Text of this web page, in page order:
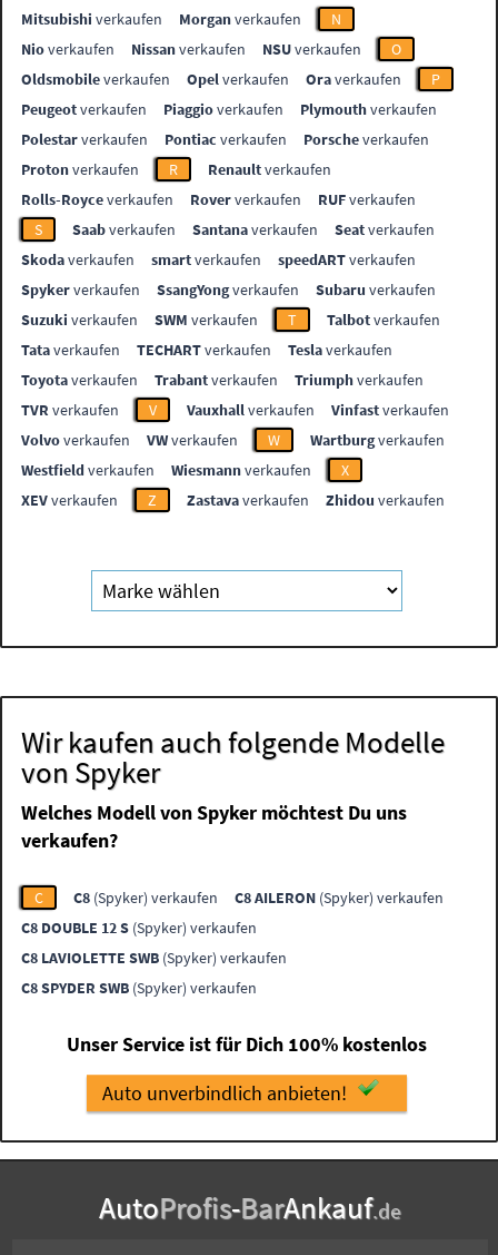
Mitsubishi verkaufen Morganverkaufen
N
Nioverkaufen Nissanverkaufen NSUverkaufen
O
Oldsmobileverkaufen Opelverkaufen Oraverkaufen
P
Peugeotverkaufen Piaggioverkaufen Plymouthverkaufen
Polestarverkaufen Pontiac verkaufen Porscheverkaufen
Protonverkaufen R Renaultverkaufen
Rolls-Royceverkaufen Roververkaufen RUFverkaufen
S
Saabverkaufen Santanaverkaufen Seatverkaufen
Skodaverkaufen smartverkaufen speedARTverkaufen
Spykerverkaufen SsangYongverkaufen Subaru verkaufen
Suzuki verkaufen SWM verkaufen T Talbotverkaufen
Tataverkaufen TECHARTverkaufen Teslaverkaufen
Toyotaverkaufen Trabantverkaufen Triumphverkaufen
TVR verkaufen V Vauxhallverkaufen Vinfastverkaufen
Volvoverkaufen VWverkaufen W Wartburgverkaufen
Westfieldverkaufen Wiesmannverkaufen
X
XEVverkaufen Z Zastavaverkaufen Zhidou verkaufen
Wir kaufen auch folgende Modelle
von Spyker
Welches Modell von Spyker möchtest Du uns
verkaufen?
C C8 (Spyker) verkaufen C8 AILERON (Spyker) verkaufen
C8 DOUBLE 12 S (Spyker) verkaufen
C8 LAVIOLETTE SWB (Spyker) verkaufen
C8 SPYDER SWB (Spyker) verkaufen
Unser Service ist für Dich 100% kostenlos
Auto unverbindlich anbieten!
AutoProfis-BarAnkauf.de